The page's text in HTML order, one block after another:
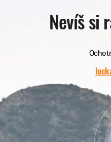
Nevíš si